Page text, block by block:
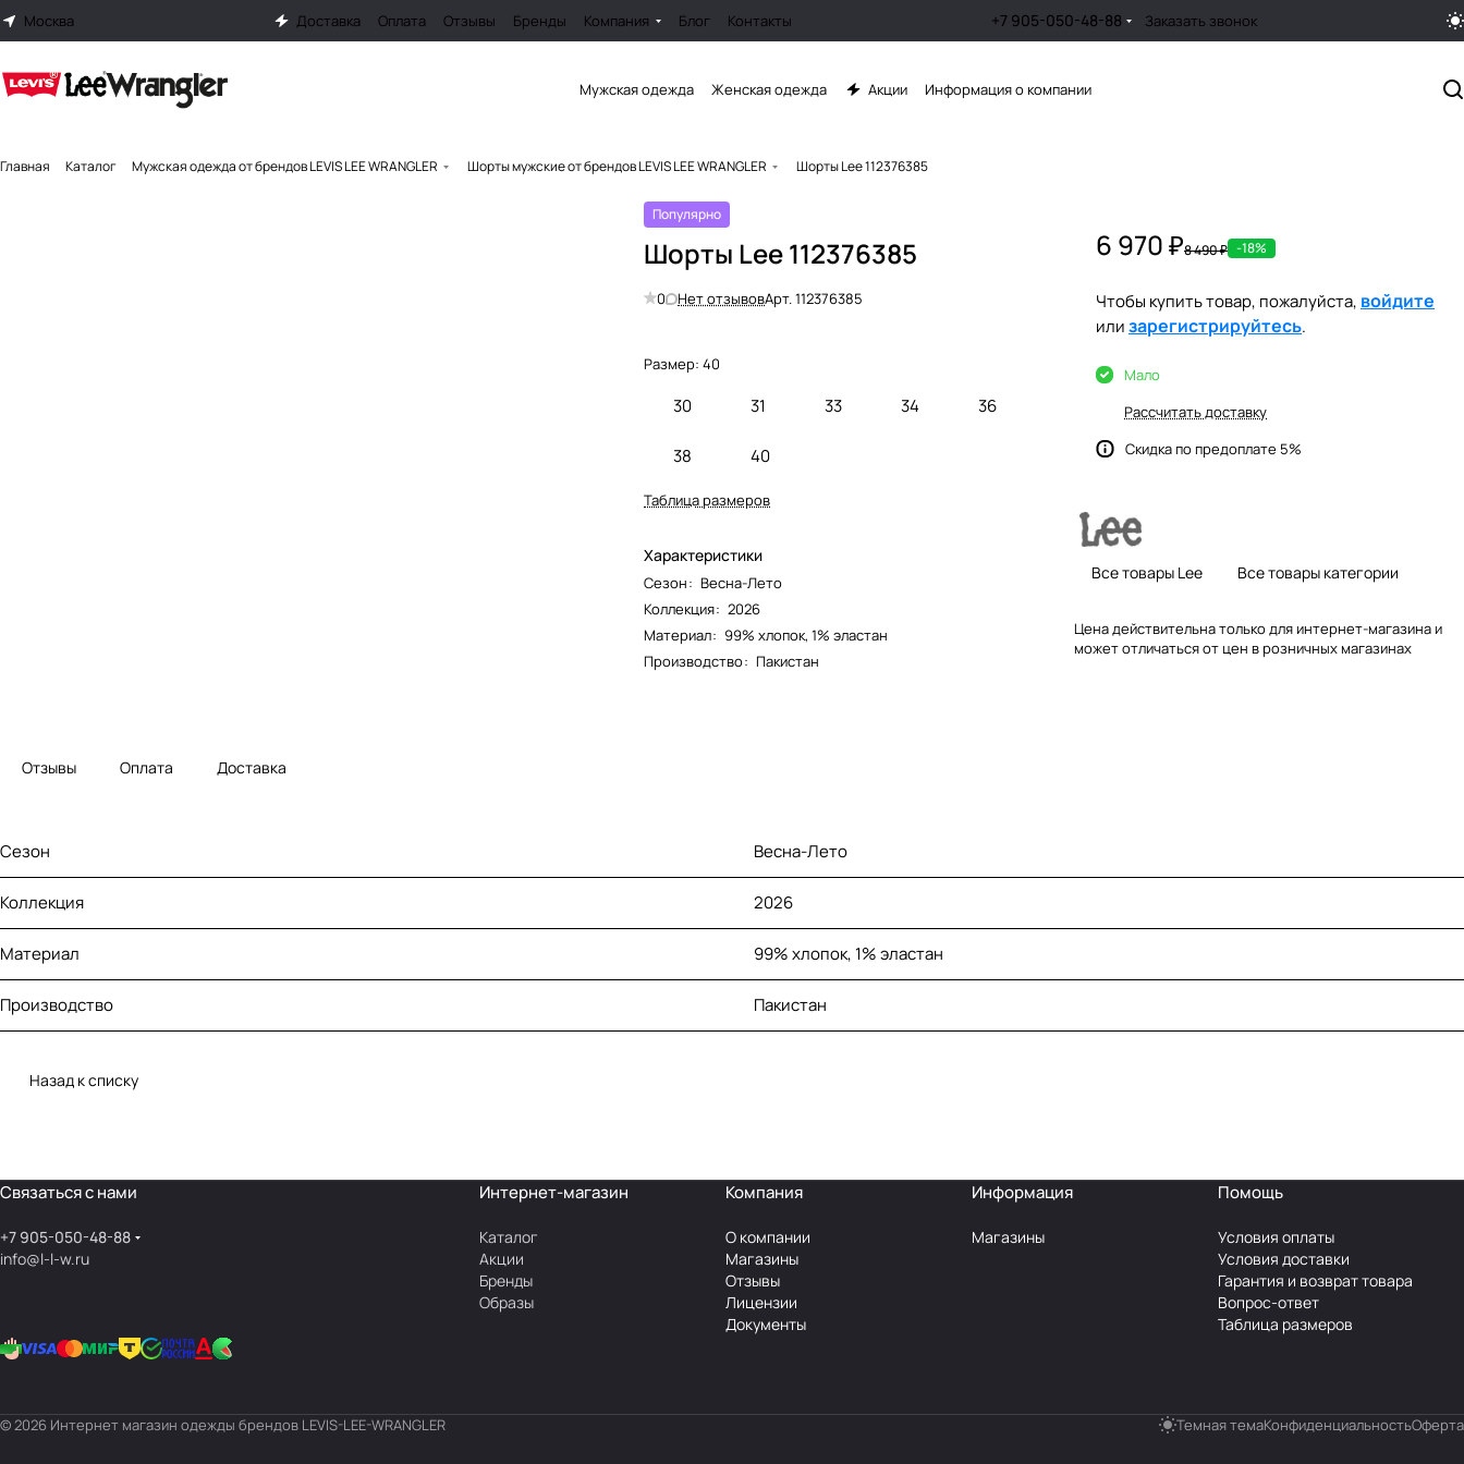
Москва Доставка Оплата Отзывы Бренды Компания Блог Контакты +7 905-050-48-88 Заказать звонок
Мужская одежда Женская одежда Акции Информация о компании
Главная Каталог Мужская одежда от брендов LEVIS LEE WRANGLER Шорты мужские от брендов LEVIS LEE WRANGLER Шорты Lee 112376385
Популярно
Шорты Lee 112376385
0 Нет отзывовАрт.112376385
Размер:40
30 31 33 34 36
38 40
Таблица размеров
Характеристики
Сезон: Весна-Лето
Коллекция: 2026
Материал: 99% хлопок, 1% эластан
Производство: Пакистан
6 970 ₽8 490 ₽ -18%
Чтобы купить товар, пожалуйста, войдите
илизарегистрируйтесь.
Мало
Рассчитать доставку
Скидка по предоплате 5%
Все товары Lee Все товары категории
Цена действительна только для интернет-магазина и
может отличаться от цен в розничных магазинах
Отзывы Оплата Доставка
Сезон Весна-Лето
Коллекция 2026
Материал 99% хлопок, 1% эластан
Производство Пакистан
Назад к списку
Связаться с нами
+7 905-050-48-88
info@l-l-w.ru
Интернет-магазин
Каталог
Акции
Бренды
Образы
Компания
О компании
Магазины
Отзывы
Лицензии
Документы
Информация
Магазины
Помощь
Условия оплаты
Условия доставки
Гарантия и возврат товара
Вопрос-ответ
Таблица размеров
© 2026 Интернет магазин одежды брендов LEVIS-LEE-WRANGLER Темная темаКонфиденциальностьОферта